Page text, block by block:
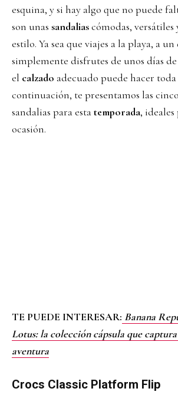
esquina, y si hay algo que no puede
son unas sandaliascómodas,
estilo. Ya sea que viajes a la playa, a
simplemente disfrutes de unos días
el calzado adecuado puede hacer
continuación, te presentamos las
sandalias para estatemporada,
ocasión.
TE PUEDE INTERESAR: Banana
Lotus: la colección cápsula que
aventura
Crocs Classic Platform Flip